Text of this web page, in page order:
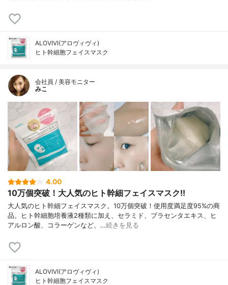
ALOVIVI(アロヴィヴィ)
ヒト幹細胞フェイスマスク
会社員 / 美容モニター
みこ
4.00
10万個突破！大人気のヒト幹細フェイスマスク!!
大人気のヒト幹細フェイスマスク。10万個突破！使用度満足度95%の商
品。ヒト幹細胞培養液2種類に加え、セラミド、プラセンタエキス、ヒ
アルロン酸、コラーゲンなど、…続きを見る
ALOVIVI(アロヴィヴィ)
ヒト幹細胞フェイスマスク